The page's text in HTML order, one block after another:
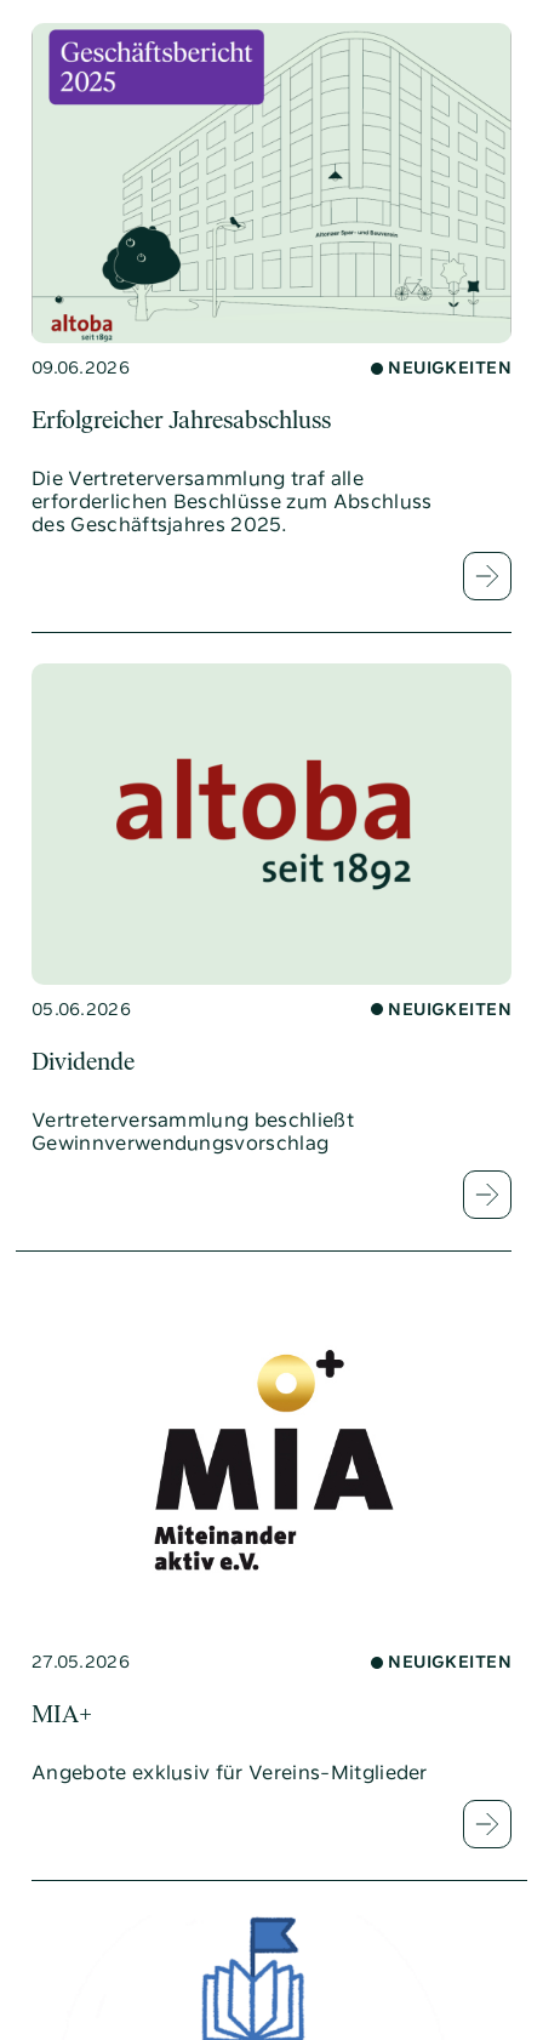
09.06.2026 NEUIGKEITEN
Erfolgreicher Jahresabschluss
Die Vertreterversammlung traf alle
erforderlichen Beschlüsse zum Abschluss
des Geschäftsjahres 2025.
05.06.2026 NEUIGKEITEN
Dividende
Vertreterversammlung beschließt
Gewinnverwendungsvorschlag
27.05.2026 NEUIGKEITEN
MIA+
Angebote exklusiv für Vereins-Mitglieder